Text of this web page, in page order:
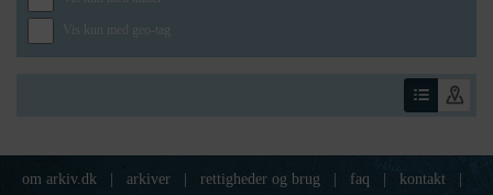
Vis kun med geo-tag
om arkiv.dk arkiver rettigheder og brug faq kontakt